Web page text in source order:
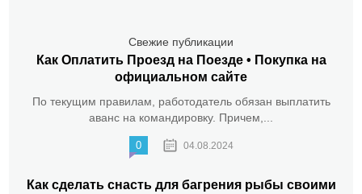
Свежие публикации
Как Оплатить Проезд на Поезде • Покупка на
официальном сайте
По текущим правилам, работодатель обязан выплатить
аванс на командировку. Причем,...
0 04.08.2024
Как сделать снасть для багрения рыбы своими